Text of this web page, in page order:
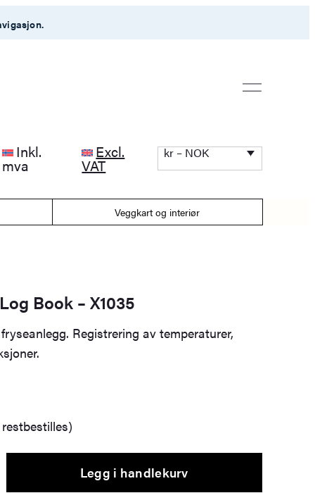
Inkl.
mva
Excl.
VAT
kr – NOK
Veggkart og interiør
Book – X1035
Registrering av temperaturer,
Legg i handlekurv